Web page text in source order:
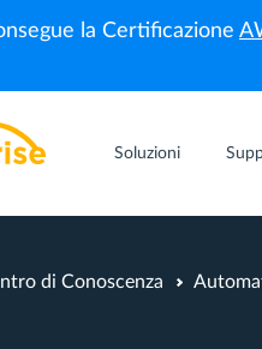
la Certificazione
Soluzioni
di Conoscenza